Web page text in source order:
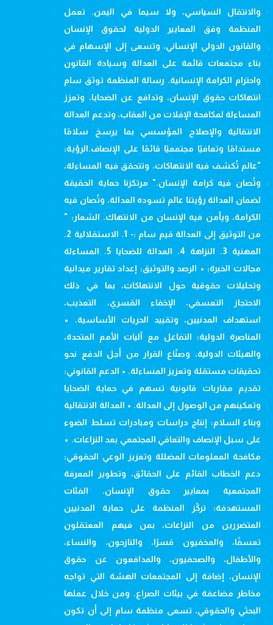
والانتقال السياسي، ولا سيما في اليمن. تعمل
المنظمة وفق المعايير الدولية لحقوق الإنسان
والقانون الدولي الإنساني، وتسعى إلى الإسهام في
بناء مجتمعات قائمة على العدالة وسيادة القانون
واحترام الكرامة الإنسانية. رسالة المنظمة توثق سام
انتهاكات حقوق الإنسان، وتدافع عن الضحايا، وتعزز
المساءلة لمكافحة الإفلات من العقاب، وتدعم العدالة
الانتقالية والإصلاح المؤسسي بما يرسخ سلامًا
مستدامًا وتعافيًا مجتمعيًا قائمًا على الإنصاف.الرؤية:
"عالم تُكشف فيه الانتهاكات، وتتحقق فيه المساءلة،
وتُصان فيه كرامة الإنسان." مرتكزنا حماية الحقيقة
لضمان العدالة رؤيتنا عالم تسوده العدالة، وتُصان فيه
الكرامة، ويأمن فيه الإنسان من الانتهاك. الشعار: "
من التوثيق إلى العدالة قيم سام :- 1. الاستقلالية 2.
المهنية 3. النزاهة 4. العدالة للضحايا 5. المساءلة
مجالات الخبرة: • الرصد والتوثيق: إعداد تقارير ميدانية
وتحليلات حقوقية حول الانتهاكات، بما في ذلك
الاحتجاز التعسفي، الإخفاء القسري، التعذيب،
استهداف المدنيين، وتقييد الحريات الأساسية. •
المناصرة الدولية: التفاعل مع آليات الأمم المتحدة،
والهيئات الدولية، وصنّاع القرار من أجل الدفع نحو
تحقيقات مستقلة وتعزيز المساءلة. • الدعم القانوني:
تقديم مقاربات قانونية تسهم في حماية الضحايا
وتمكينهم من الوصول إلى العدالة. • العدالة الانتقالية
وبناء السلام: إنتاج دراسات ومبادرات تسلط الضوء
على سبل الإنصاف والتعافي المجتمعي بعد النزاعات. •
مكافحة المعلومات المضللة وتعزيز الوعي الحقوقي:
دعم الخطاب القائم على الحقائق، وتطوير المعرفة
المجتمعية بمعايير حقوق الإنسان. الفئات
المستهدفة: تركّز المنظمة على حماية المدنيين
المتضررين من النزاعات، بمن فيهم المعتقلون
تعسفًا، والمخفيون قسرًا، والنازحون، والنساء،
والأطفال، والصحفيون، والمدافعون عن حقوق
الإنسان، إضافة إلى المجتمعات الهشة التي تواجه
مخاطر مضاعفة في بيئات الصراع. ومن خلال عملها
البحثي والحقوقي، تسعى منظمة سام إلى أن تكون